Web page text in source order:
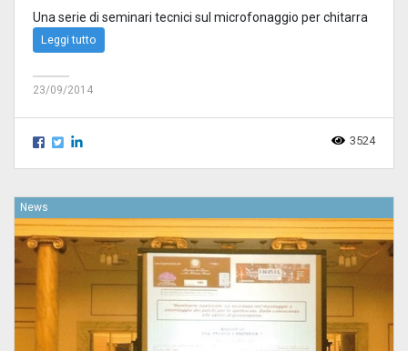
Una serie di seminari tecnici sul microfonaggio per chitarra
Leggi tutto
23/09/2014
3524
News